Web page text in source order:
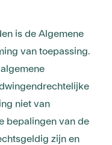
is de Algemene
van toepassing.
niet van
bepalingen van de
zijn en